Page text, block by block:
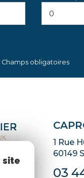
Champs obligatoires
1 Rue
60149
03
site